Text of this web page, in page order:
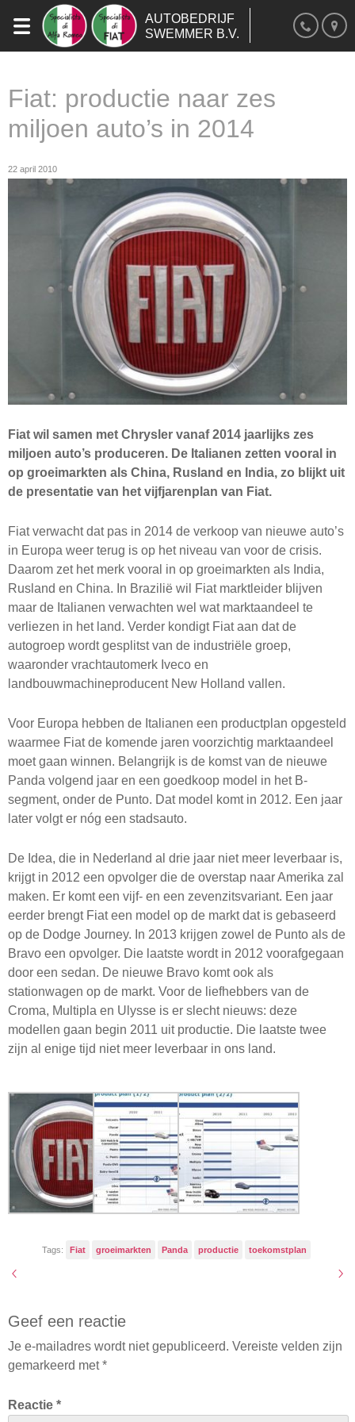
AUTOBEDRIJF
SWEMMER B.V.
Fiat: productie naar zes
miljoen auto’s in 2014
22 april 2010
Fiat wil samen met Chrysler vanaf 2014 jaarlijks zes
miljoen auto’s produceren. De Italianen zetten vooral in
op groeimarkten als China, Rusland en India, zo blijkt uit
de presentatie van het vijfjarenplan van Fiat.
Fiat verwacht dat pas in 2014 de verkoop van nieuwe auto’s
in Europa weer terug is op het niveau van voor de crisis.
Daarom zet het merk vooral in op groeimarkten als India,
Rusland en China. In Brazilië wil Fiat marktleider blijven
maar de Italianen verwachten wel wat marktaandeel te
verliezen in het land. Verder kondigt Fiat aan dat de
autogroep wordt gesplitst van de industriële groep,
waaronder vrachtautomerk Iveco en
landbouwmachineproducent New Holland vallen.
Voor Europa hebben de Italianen een productplan opgesteld
waarmee Fiat de komende jaren voorzichtig marktaandeel
moet gaan winnen. Belangrijk is de komst van de nieuwe
Panda volgend jaar en een goedkoop model in het B-
segment, onder de Punto. Dat model komt in 2012. Een jaar
later volgt er nóg een stadsauto.
De Idea, die in Nederland al drie jaar niet meer leverbaar is,
krijgt in 2012 een opvolger die de overstap naar Amerika zal
maken. Er komt een vijf- en een zevenzitsvariant. Een jaar
eerder brengt Fiat een model op de markt dat is gebaseerd
op de Dodge Journey. In 2013 krijgen zowel de Punto als de
Bravo een opvolger. Die laatste wordt in 2012 voorafgegaan
door een sedan. De nieuwe Bravo komt ook als
stationwagen op de markt. Voor de liefhebbers van de
Croma, Multipla en Ulysse is er slecht nieuws: deze
modellen gaan begin 2011 uit productie. Die laatste twee
zijn al enige tijd niet meer leverbaar in ons land.
Tags: Fiat groeimarkten Panda productie toekomstplan
Geef een reactie
Je e-mailadres wordt niet gepubliceerd. Vereiste velden zijn
gemarkeerd met*
Reactie *